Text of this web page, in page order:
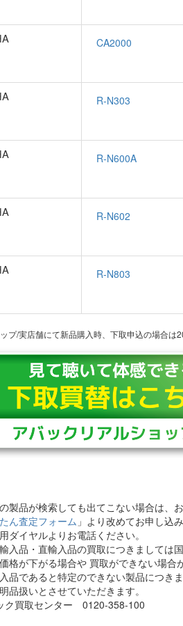
プ/実店舗にて新品購入時、下取申込の場合は
製品が検索しても出てこない場合は、
ん査定フォーム 」より改めてお申し込
ダイヤルよりお電話ください。
輸入品・直輸入品の買取につきましては
格が下がる場合や 買取ができない場合
品であると特定のできない製品につき
品扱いとさせていただきます。
ク買取センター 0120-358-100